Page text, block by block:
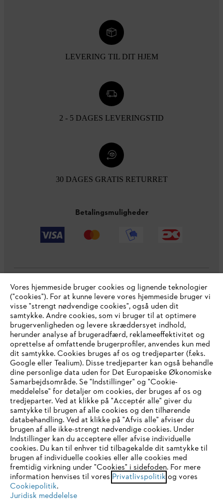
LEVERING TIL DIT HJEM
2 - 5 DAGES LEVERINGSTID
30 DAGES GRATIS RETURRET
Betalingsmuligheder
Virksomheden
STIHL FAQ
Service
Generelle vilkår og betingelser Privatlivspolitik
Juridisk meddelelse Cookies
Juridisk information
IHR BROWSER WIRD NICHT
UNTERSTÜTZT
Sie nutzen einen Browser, den wir noch nicht unterstützen. Für
eine optimale Nutzung unserer Seite empfehlen wir Ihnen, zu
einem der folgenden Browser zu wechseln:
Vores hjemmeside bruger cookies og lignende teknologier
("cookies"). For at kunne levere vores hjemmeside bruger vi
visse "strengt nødvendige cookies", også uden dit
samtykke. Andre cookies, som vi bruger til at optimere
brugervenligheden og levere skræddersyet indhold,
herunder analyse af brugeradfærd, reklameeffektivitet og
oprettelse af omfattende brugerprofiler, anvendes kun med
dit samtykke. Cookies bruges af os og tredjeparter (f.eks.
Google eller Tealium). Disse tredjeparter kan også behandle
dine personlige data uden for Det Europæiske Økonomiske
Samarbejdsområde. Se "Indstillinger" og "Cookie-
meddelelse" for detaljer om cookies, der bruges af os og
tredjeparter. Ved at klikke på "Acceptér alle" giver du
samtykke til brugen af alle cookies og den tilhørende
databehandling. Ved at klikke på "Afvis alle" afviser du
brugen af alle ikke-strengt nødvendige cookies. Under
Indstillinger kan du acceptere eller afvise individuelle
cookies. Du kan til enhver tid tilbagekalde dit samtykke til
brugen af individuelle cookies eller alle cookies med
fremtidig virkning under "Cookies" i sidefoden. For mere
information henvises til vores Privatlivspolitik og vores
Cookiepolitik.
Juridisk meddelelse